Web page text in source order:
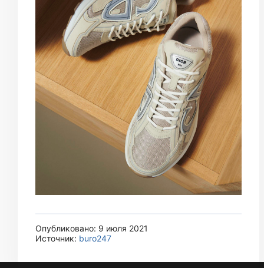
Опубликовано: 9 июля 2021
Источник: buro247